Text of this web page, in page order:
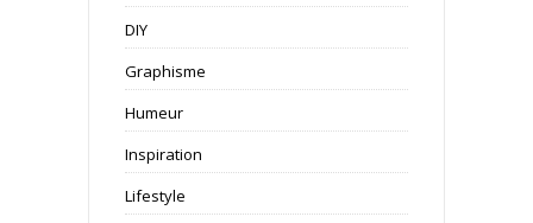
DIY
Graphisme
Humeur
Inspiration
Lifestyle